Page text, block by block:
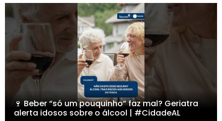
🍷 Beber “só um pouquinho” faz mal? Geriatra
alerta idosos sobre o álcool | #CidadeAL